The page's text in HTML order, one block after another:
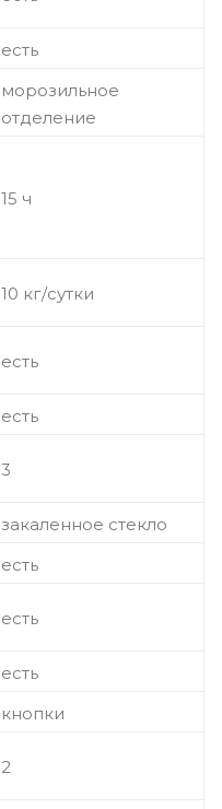
есть
морозильное
отделение
15 ч
10 кг/сутки
есть
есть
3
закаленное стекло
есть
есть
есть
кнопки
2